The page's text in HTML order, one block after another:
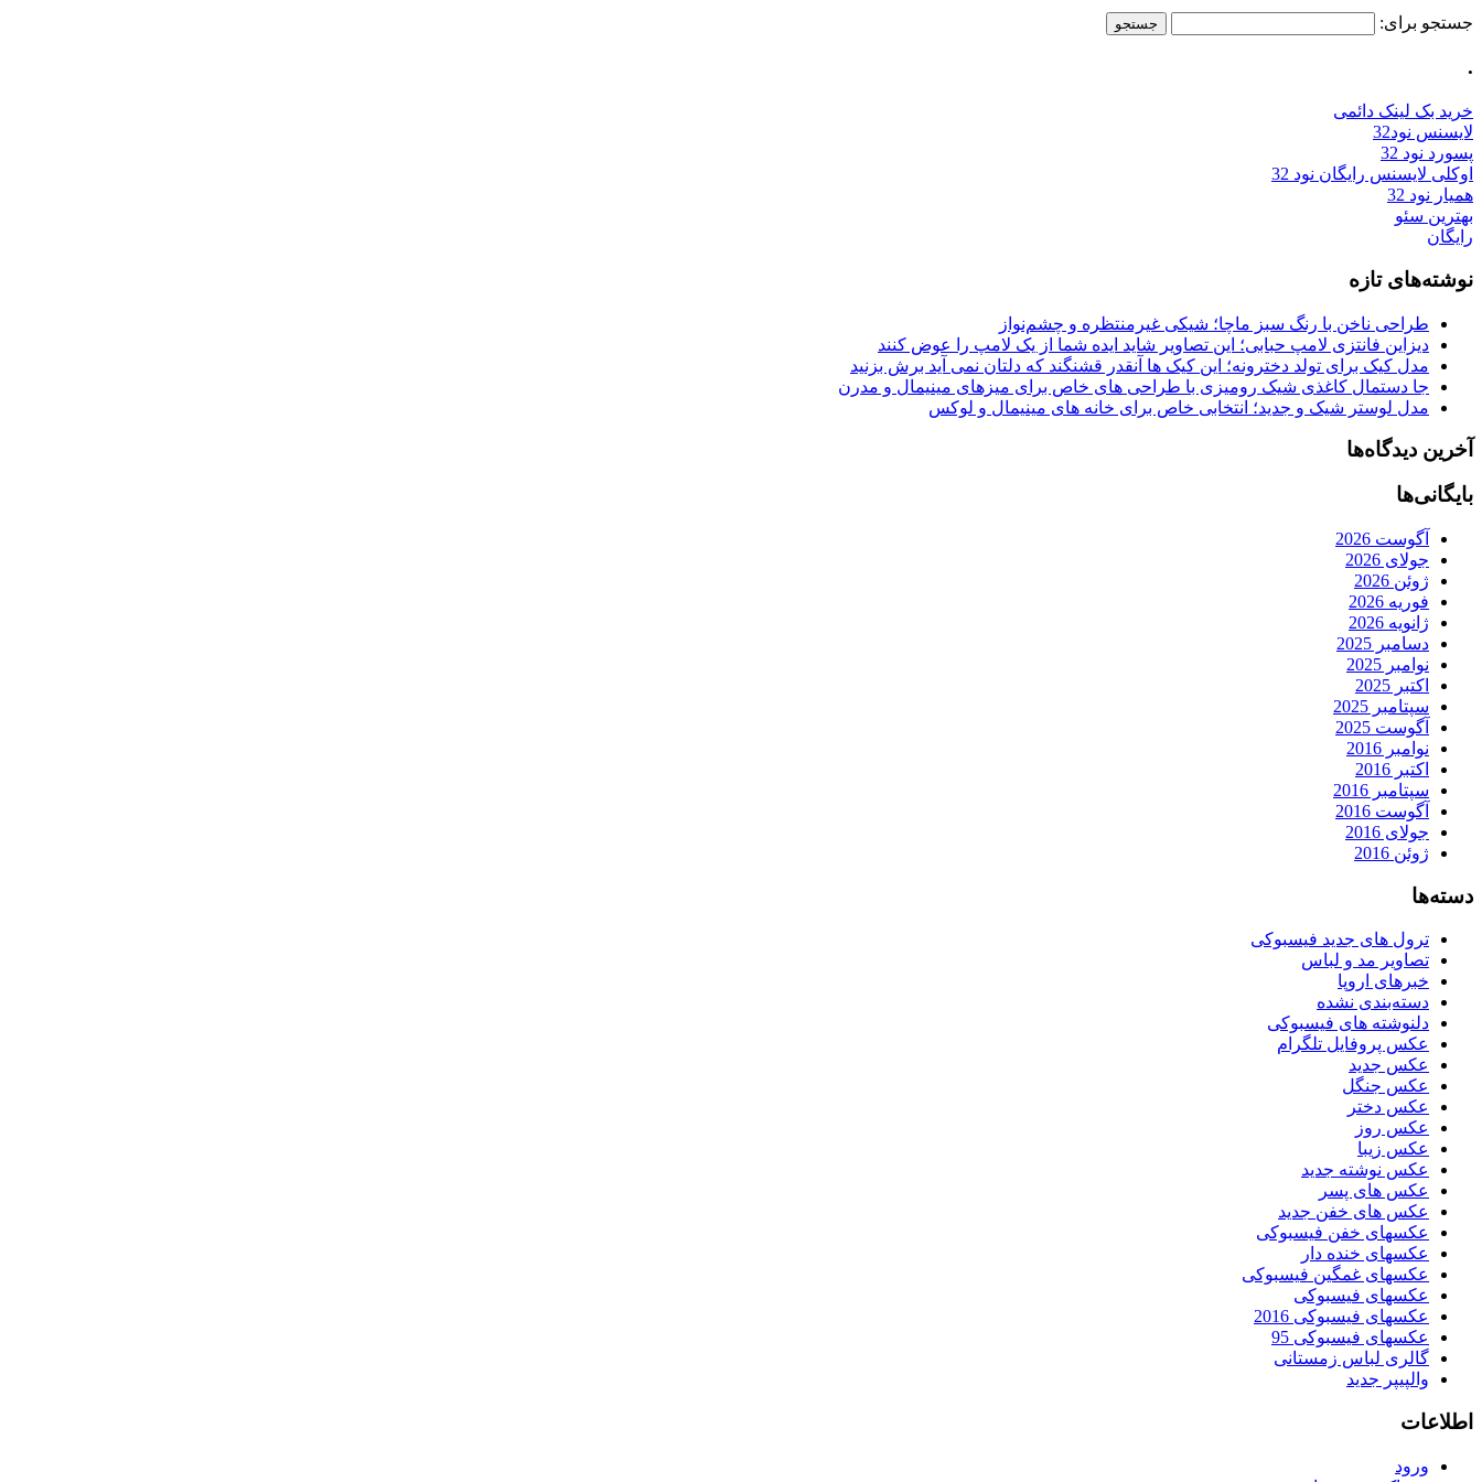
جستجو برای:
.
خرید بک لینک دائمی
لایسنس نود32
پسورد نود 32
اوکلی لایسنس رایگان نود 32
همیار نود 32
بهترین سئو
رایگان
نوشته‌های تازه
طراحی ناخن با رنگ سبز ماچا؛ شیکی غیرمنتظره و چشم‌نواز
دیزاین فانتزی لامپ حبابی؛ این تصاویر شاید ایده شما از یک لامپ را عوض کنند
مدل کیک برای تولد دخترونه؛ این کیک ها آنقدر قشنگند که دلتان نمی آید برش بزنید
جا دستمال کاغذی شیک رومیزی با طراحی های خاص برای میزهای مینیمال و مدرن
مدل لوستر شیک و جدید؛ انتخابی خاص برای خانه های مینیمال و لوکس
آخرین دیدگاه‌ها
بایگانی‌ها
آگوست 2026
جولای 2026
ژوئن 2026
فوریه 2026
ژانویه 2026
دسامبر 2025
نوامبر 2025
اکتبر 2025
سپتامبر 2025
آگوست 2025
نوامبر 2016
اکتبر 2016
سپتامبر 2016
آگوست 2016
جولای 2016
ژوئن 2016
دسته‌ها
ترول های جدید فیسبوکی
تصاویر مد و لباس
خبرهای اروپا
دسته‌بندی نشده
دلنوشته های فیسبوکی
عکس پروفایل تلگرام
عکس جدید
عکس جنگل
عکس دختر
عکس روز
عکس زیبا
عکس نوشته جدید
عکس های پسر
عکس های خفن جدید
عکسهای خفن فیسبوکی
عکسهای خنده دار
عکسهای غمگین فیسبوکی
عکسهای فیسبوکی
عکسهای فیسبوکی 2016
عکسهای فیسبوکی 95
گالری لباس زمستانی
والپیپر جدید
اطلاعات
ورود